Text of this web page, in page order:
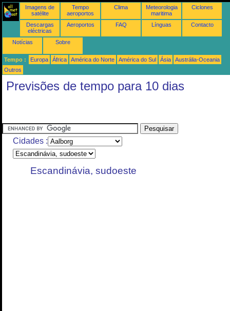
Imagens de
satélite
Tempo
aeroportos
Clima
Meteorologia
maritima
Ciclones
Descargas
eléctricas
Aeroportos FAQ Línguas Contacto
Notícias Sobre
Tempo : Europa África América do Norte América do Sul Ásia
Austrália-Oceania
Outros
Previsões de tempo para 10 dias
Cidades :
Escandinávia, sudoeste